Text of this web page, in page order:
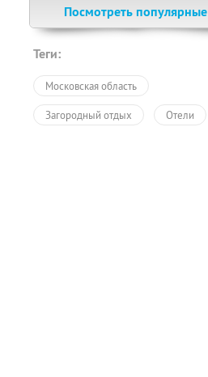
Посмотреть популярные
Теги:
Московская область
Загородный отдых Отели